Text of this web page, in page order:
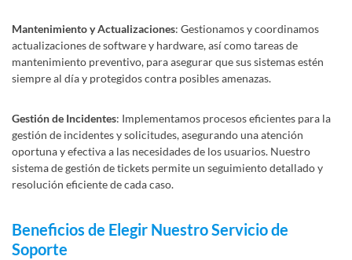
Mantenimiento y Actualizaciones: Gestionamos y coordinamos
actualizaciones de software y hardware, así como tareas de
mantenimiento preventivo, para asegurar que sus sistemas estén
siempre al día y protegidos contra posibles amenazas.
Gestión de Incidentes: Implementamos procesos eficientes para la
gestión de incidentes y solicitudes, asegurando una atención
oportuna y efectiva a las necesidades de los usuarios. Nuestro
sistema de gestión de tickets permite un seguimiento detallado y
resolución eficiente de cada caso.
Beneficios de Elegir Nuestro Servicio de
Soporte